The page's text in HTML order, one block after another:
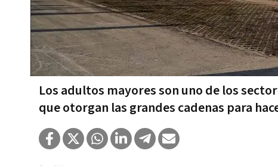
Los adultos mayores son uno de los
que otorgan las grandes cadenas para